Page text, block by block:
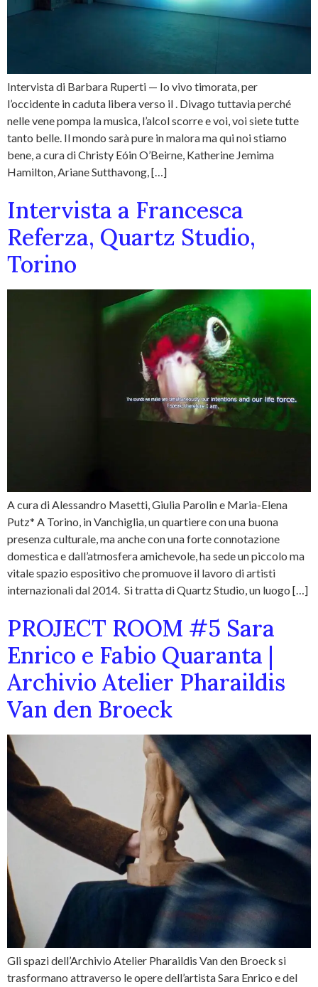
Intervista di Barbara Ruperti — Io vivo timorata, per
l’occidente in caduta libera verso il . Divago tuttavia perché
nelle vene pompa la musica, l’alcol scorre e voi, voi siete tutte
tanto belle. Il mondo sarà pure in malora ma qui noi stiamo
bene, a cura di Christy Eóin O’Beirne, Katherine Jemima
Hamilton, Ariane Sutthavong, […]
Intervista a Francesca
Referza, Quartz Studio,
Torino
A cura di Alessandro Masetti, Giulia Parolin e Maria-Elena
Putz* A Torino, in Vanchiglia, un quartiere con una buona
presenza culturale, ma anche con una forte connotazione
domestica e dall’atmosfera amichevole, ha sede un piccolo ma
vitale spazio espositivo che promuove il lavoro di artisti
internazionali dal 2014. Si tratta di Quartz Studio, un luogo […]
PROJECT ROOM #5 Sara
Enrico e Fabio Quaranta |
Archivio Atelier Pharaildis
Van den Broeck
Gli spazi dell’Archivio Atelier Pharaildis Van den Broeck si
trasformano attraverso le opere dell’artista Sara Enrico e del